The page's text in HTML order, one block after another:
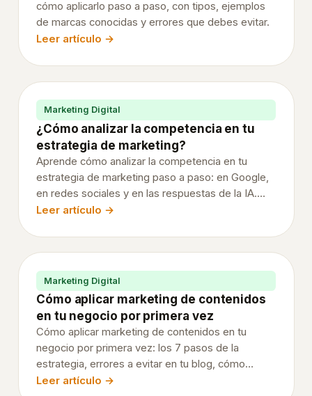
mejor
Alcance
personalizado
contactos
Coste
impacto
mucho
menor
redes
sociales
SEM
cómo aplicarlo paso a paso, con tipos, ejemplos
de marcas conocidas y errores que debes evitar.
Leer artículo →
Marketing Digital
¿Cómo analizar la competencia en tu
estrategia de marketing?
Aprende cómo analizar la competencia en tu
estrategia de marketing paso a paso: en Google,
en redes sociales y en las respuestas de la IA.
Variables, indicadores, herramientas (Semrush,
Leer artículo →
Marketing Digital
Cómo aplicar marketing de contenidos
en tu negocio por primera vez
Cómo aplicar marketing de contenidos en tu
negocio por primera vez: los 7 pasos de la
estrategia, errores a evitar en tu blog, cómo
conseguir suscriptores, herramientas esenciales y
Leer artículo →